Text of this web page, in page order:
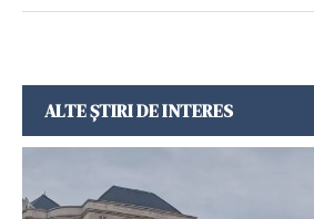
ALTE ȘTIRI DE INTERES